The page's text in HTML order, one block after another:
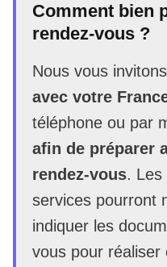
Comment bien
rendez-vous ?
Nous vous
avec votre
téléphone ou par
afin de préparer
rendez-vous. Les
services pourront
indiquer les
vous pour